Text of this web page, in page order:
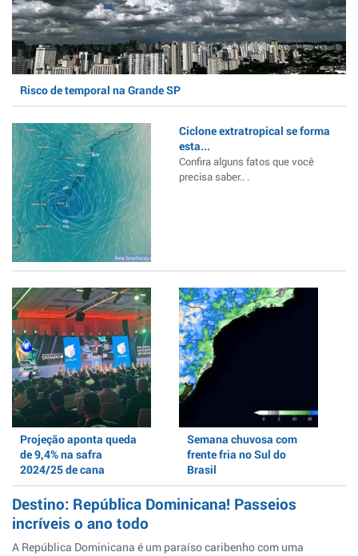
Risco de temporal na Grande SP
Ciclone extratropical se forma
esta...
Confira alguns fatos que você
precisa saber.. .
Projeção aponta queda
de 9,4% na safra
2024/25 de cana
Semana chuvosa com
frente fria no Sul do
Brasil
Destino: República Dominicana! Passeios
incríveis o ano todo
A República Dominicana é um paraíso caribenho com uma